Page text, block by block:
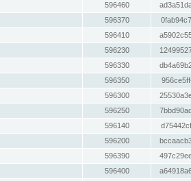
596460
596370
596410
596230
596330
596350
596300
596250
596140
596200
596390
596400